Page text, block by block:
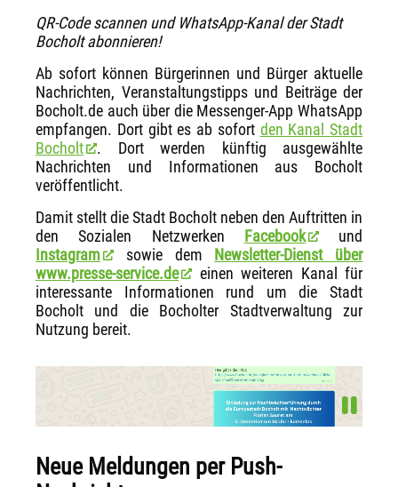
QR-Code scannen und WhatsApp-Kanal der Stadt
Bocholt abonnieren!
Ab sofort können Bürgerinnen und Bürger aktuelle
Nachrichten, Veranstaltungstipps und Beiträge der
Bocholt.de auch über die Messenger-App WhatsApp
empfangen. Dort gibt es ab sofort den Kanal Stadt
Bocholt
. Dort werden künftig ausgewählte
Nachrichten und Informationen aus Bocholt
veröffentlicht.
Damit stellt die Stadt Bocholt neben den Auftritten in
den Sozialen Netzwerken Facebook
und
Instagram
sowie dem Newsletter-Dienst über
www.presse-service.de
einen weiteren Kanal für
interessante Informationen rund um die Stadt
Bocholt und die Bocholter Stadtverwaltung zur
Nutzung bereit.
Neue Meldungen per Push-